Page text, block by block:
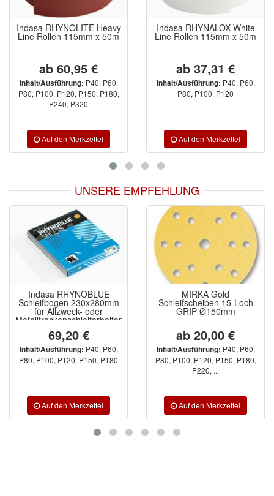
Indasa RHYNOLITE Heavy
Line Rollen 115mm x 50m
ab 60,95 €
Inhalt/Ausführung: P40, P60,
P80, P100, P120, P150, P180,
P240, P320
Indasa RHYNALOX White
Line Rollen 115mm x 50m
ab 37,31 €
Inhalt/Ausführung: P40, P60,
P80, P100, P120
UNSERE EMPFEHLUNG
Indasa RHYNOBLUE
Schleifbogen 230x280mm
für Allzweck- oder
Metalltrockenschleifarbeiten
69,20 €
Inhalt/Ausführung: P40, P60,
P80, P100, P120, P150, P180
MIRKA Gold
Schleifscheiben 15-Loch
GRIP Ø150mm
ab 20,00 €
Inhalt/Ausführung: P40, P60,
P80, P100, P120, P150, P180,
P220, ...